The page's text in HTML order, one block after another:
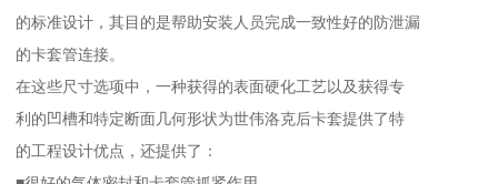
的标准设计，其目的是帮助安装人员完成一致性好的防泄漏
的卡套管连接。
在这些尺寸选项中，一种获得的表面硬化工艺以及获得专
利的凹槽和特定断面几何形状为世伟洛克后卡套提供了特
的工程设计优点，还提供了：